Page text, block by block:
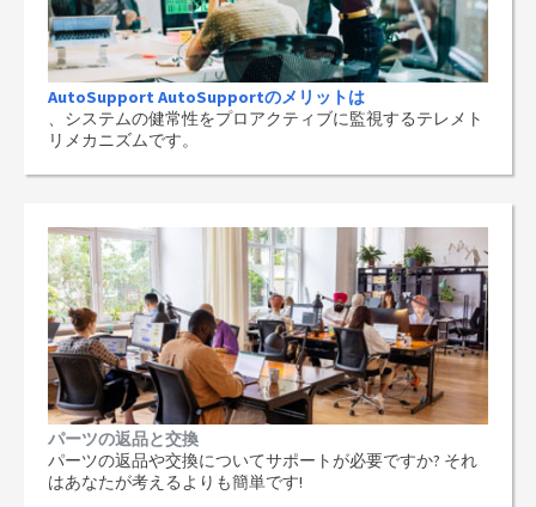
AutoSupport AutoSupportのメリットは
、システムの健常性をプロアクティブに監視するテレメト
リメカニズムです。
パーツの返品と交換
パーツの返品や交換についてサポートが必要ですか? それ
はあなたが考えるよりも簡単です!